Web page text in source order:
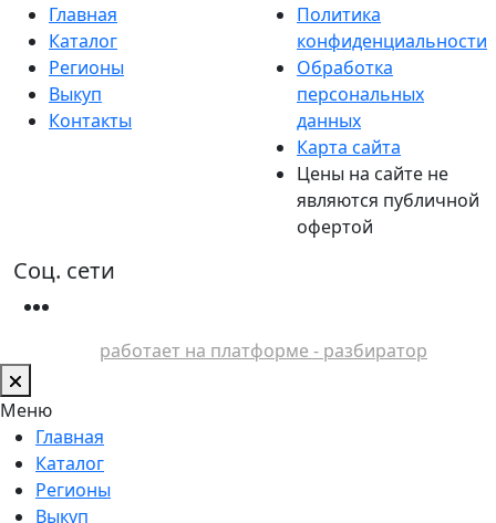
Главная
Каталог
Регионы
Выкуп
Контакты
Политика
конфиденциальности
Обработка
персональных
данных
Карта сайта
Цены на сайте не
являются публичной
офертой
Соц. сети
работает на платформе - разбиратор
Меню
Главная
Каталог
Регионы
Выкуп